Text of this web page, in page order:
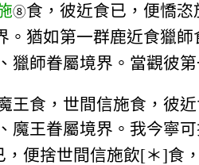
⑧食，彼近食已，便憍
。猶如第一群鹿近食獵
師眷屬境界。當觀彼
王食，世間信施食，彼
魔王眷屬境界。我今寧
，便捨世間信施飲[＊]食